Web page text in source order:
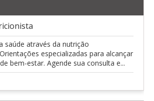
saúde através da nutrição
especializadas para alcançar
bem-estar. Agende sua consulta e...